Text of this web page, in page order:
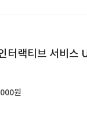
터랙티브 서비스
원